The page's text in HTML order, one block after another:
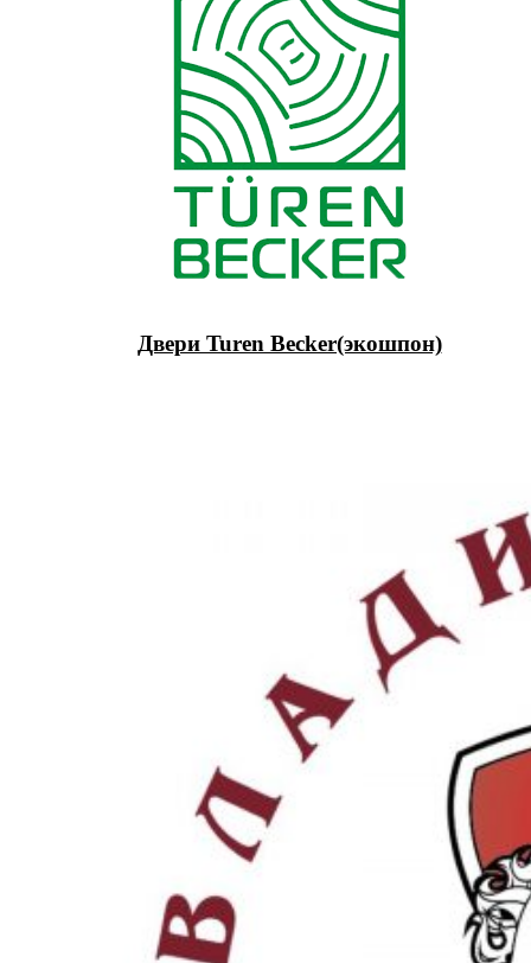
Двери Turen Becker(экошпон)